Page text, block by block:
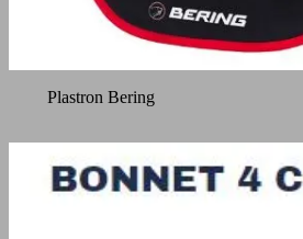
Plastron Bering